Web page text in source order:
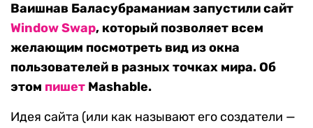
Ваишнав Баласубраманиам запустили сайт
Window Swap, который позволяет всем
желающим посмотреть вид из окна
пользователей в разных точках мира. Об
этом пишет Mashable.
Идея сайта (или как называют его создатели —